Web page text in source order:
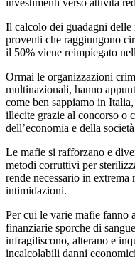
Il calcolo dei guadagni delle
proventi che raggiungono
il 50% viene reimpiegato
Ormai le organizzazioni
multinazionali, hanno
come ben sappiamo in
illecite grazie al concorso o
dell’economia e della
Le mafie si rafforzano e
metodi corruttivi per
rende necessario in
intimidazioni.
Per cui le varie mafie fanno
finanziarie sporche di
infragiliscono, alterano e
incalcolabili danni